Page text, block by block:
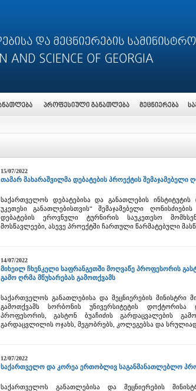
15/07/2022
თამარ მახარაშვილმა დებატების პროექტის შემაჯამებელი
საქართველოს დებატებისა და განათლების ინსტიტუტის
უკეთესი განათლებისთვის“ შემაჯამებელი
დებატების ეროვნული ტურნირის საუკეთესო
მოსწავლეები, ასევე პროექტში ჩართული წარმატებული
14/07/2022
მიხეილ ჩხენკელი საფრანგეთში მოღვაწე პროფესორის
გამო ღრმა მწუხარებას გამოთქვამს
საქართველოს განათლებისა და მეცნიერების მინისტრი
გამოთქვამს სორბონის უნივერსიტეტის დოქტორისა
პროფესორის, გასტონ ბუაჩიძის გარდაცვალების
გარდაცვლილის ოჯახს, მეგობრებს, კოლეგებსა და
12/07/2022
საქართველო და კორეა ერთობლივ საგანმანათლებლო
საქართველოს განათლებისა და მეცნიერების